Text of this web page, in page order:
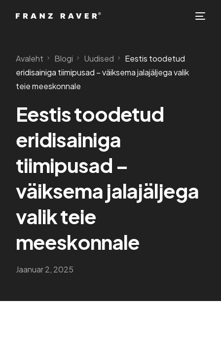
Avaleht Blogi Uudised
Eestis toodetud
eridisainiga tiimipusad – väiksema jalajäljega valik
teie meeskonnale
Eestis toodetud
eridisainiga
tiimipusad –
väiksema jalajäljega
valik teie
meeskonnale
Jaanuar 2, 2025
EST